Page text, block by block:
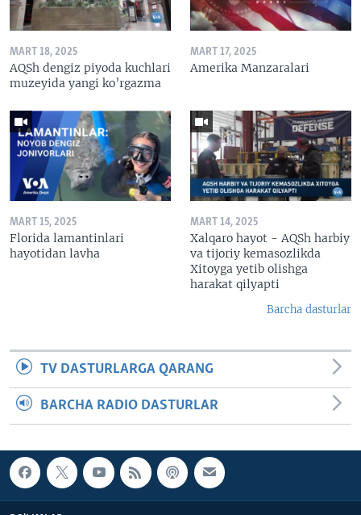
MART 18, 2025
AQSh dengiz piyoda kuchlari
muzeyida yangi ko’rgazma
MART 17, 2025
Amerika Manzaralari
MART 15, 2025
Florida lamantinlari
hayotidan lavha
MART 14, 2025
Xalqaro hayot - AQSh harbiy
va tijoriy kemasozlikda
Xitoyga yetib olishga
harakat qilyapti
Barcha dasturlar
TV DASTURLARGA QARANG
BARCHA RADIO DASTURLAR